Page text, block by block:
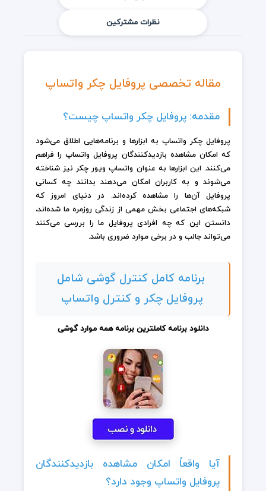
نظرات مشترکین
مقاله تخصصی پروفایل چکر واتساپ
مقدمه: پروفایل چکر واتساپ چیست؟
پروفایل چکر واتساپ به ابزارها و برنامه‌هایی اطلاق می‌شود
که امکان مشاهده بازدیدکنندگان پروفایل واتساپ را فراهم
می‌کنند. این ابزارها به عنوان واتساپ ویور چکر نیز شناخته
می‌شوند و به کاربران امکان می‌دهند بدانند چه کسانی
پروفایل آن‌ها را مشاهده کرده‌اند. در دنیای امروز که
شبکه‌های اجتماعی بخش مهمی از زندگی روزمره ما شده‌اند،
دانستن این که چه افرادی پروفایل ما را بررسی می‌کنند
می‌تواند جالب و در برخی موارد ضروری باشد.
برنامه کامل کنترل گوشی شامل
پروفایل چکر و کنترل واتساپ
دانلود برنامه کاملترین برنامه همه موارد گوشی
آیا واقعاً امکان مشاهده بازدیدکنندگان
پروفایل واتساپ وجود دارد؟